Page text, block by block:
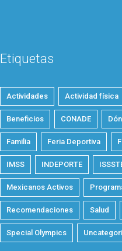
Etiquetas
Actividades Actividad física
Beneficios CONADE
Familia Feria Deportiva
IMSS INDEPORTE
Mexicanos Activos
Recomendaciones Salud
Special Olympics